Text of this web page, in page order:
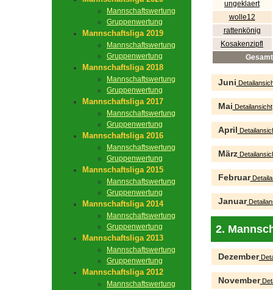
Mannschaftswertung
Gruppenwertung
Mannschaftsliga 2019
Mannschaftswertung
Gruppenwertung
Mannschaftsliga 2018
Mannschaftswertung
Gruppenwertung
Mannschaftsliga 2017
Mannschaftswertung
Gruppenwertung
Mannschaftsliga 2016
Mannschaftswertung
Gruppenwertung
Mannschaftsliga 2015
Mannschaftswertung
Gruppenwertung
Mannschaftsliga 2014
Mannschaftswertung
Gruppenwertung
Mannschaftsliga 2013
Mannschaftswertung
Gruppenwertung
Mannschaftsliga 2012
Mannschaftswertung
ungeklaert
wolle12
rattenkönig
Kosakenzipfl
Gesamt
Juni
Mai Detailansicht
April
März
Februar
Januar
2.
Dezember
November